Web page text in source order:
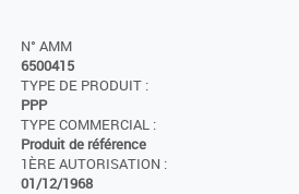
N° AMM
6500415
TYPE DE PRODUIT :
PPP
TYPE COMMERCIAL :
Produit de référence
1ÈRE AUTORISATION :
01/12/1968